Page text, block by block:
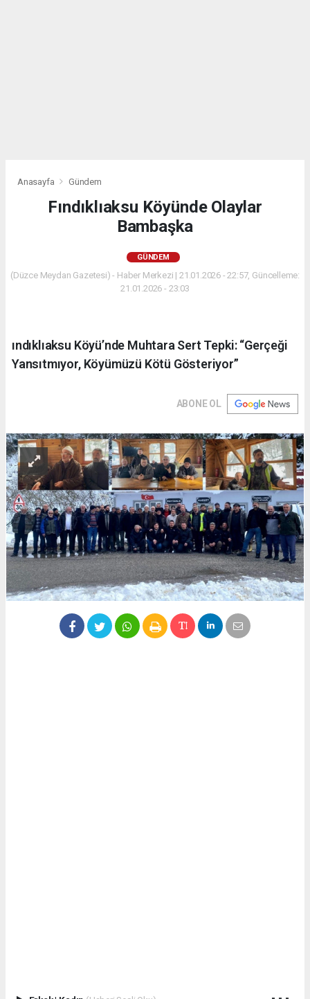
Anasayfa Gündem
Fındıklıaksu Köyünde Olaylar
Bambaşka
GÜNDEM
(Düzce Meydan Gazetesi) - Haber Merkezi | 21.01.2026 - 22:57, Güncelleme:
21.01.2026 - 23:03
ındıklıaksu Köyü’nde Muhtara Sert Tepki: “Gerçeği
Yansıtmıyor, Köyümüzü Kötü Gösteriyor”
ABONE OL